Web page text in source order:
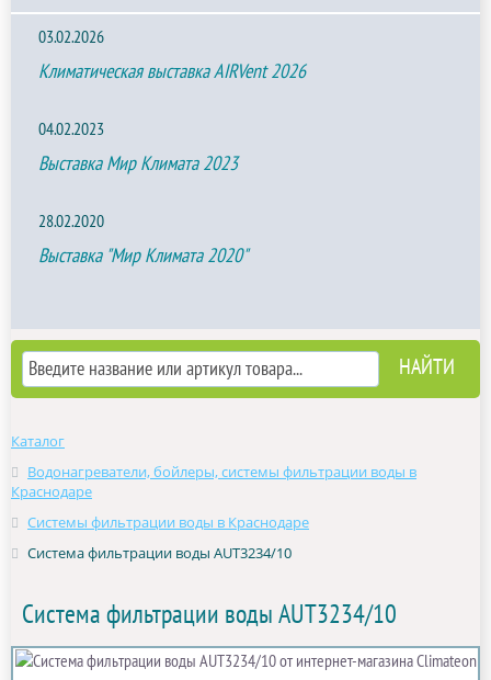
03.02.2026
Климатическая выставка AIRVent 2026
04.02.2023
Выставка Мир Климата 2023
28.02.2020
Выставка "Мир Климата 2020"
Каталог
Водонагреватели, бойлеры, системы фильтрации воды в
Краснодаре
Системы фильтрации воды в Краснодаре
Система фильтрации воды AUT3234/10
Система фильтрации воды AUT3234/10